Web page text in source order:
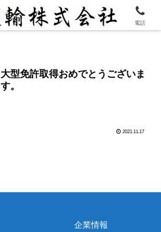
大型免許取得おめでとうございま
す。
2021.11.17
企業情報
電話